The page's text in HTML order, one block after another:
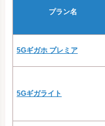
プラン名
5Gギガホ プレミア
5Gギガライト